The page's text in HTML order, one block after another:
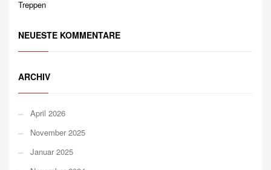
NEUESTE KOMMENTARE
ARCHIV
April 2026
November 2025
Januar 2025